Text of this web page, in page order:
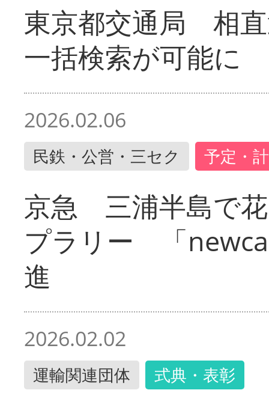
東京都交通局 相
一括検索が可能に
2026.02.06
民鉄・公営・三セク 予定・
京急 三浦半島で
プラリー 「
進
2026.02.02
運輸関連団体 式典・表彰